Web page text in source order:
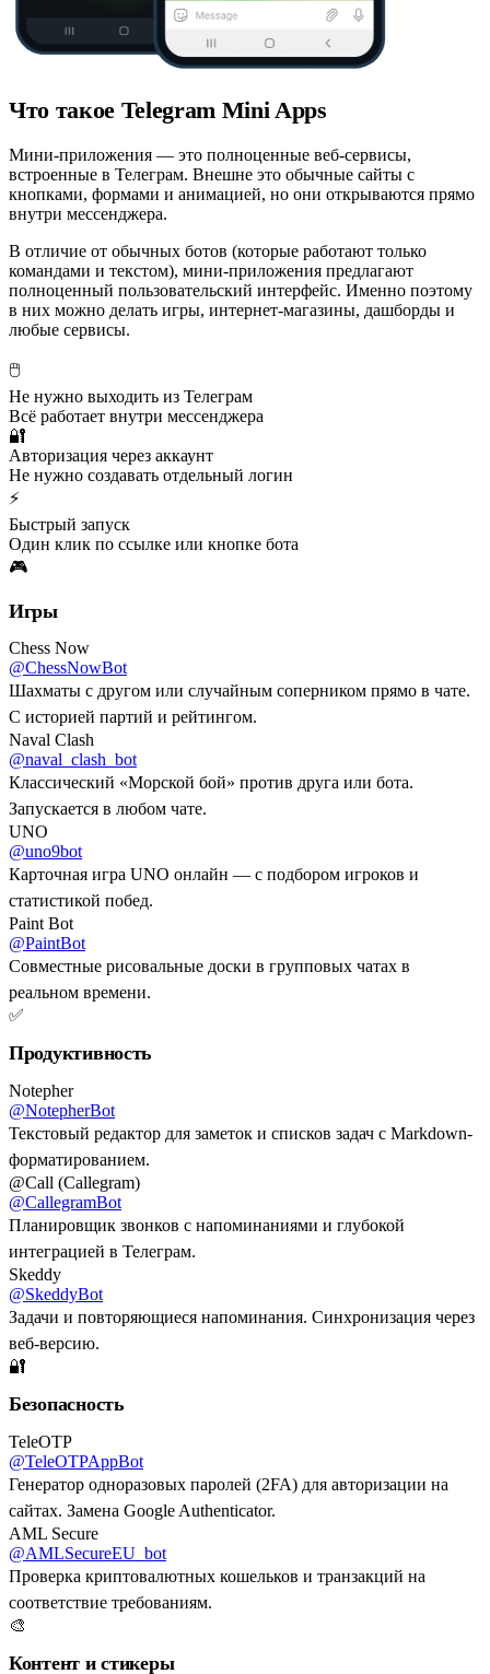
Что такое Telegram Mini Apps
Мини-приложения — это полноценные веб-сервисы,
встроенные в Телеграм. Внешне это обычные сайты с
кнопками, формами и анимацией, но они открываются прямо
внутри мессенджера.
В отличие от обычных ботов (которые работают только
командами и текстом), мини-приложения предлагают
полноценный пользовательский интерфейс. Именно поэтому
в них можно делать игры, интернет-магазины, дашборды и
любые сервисы.
🖱️
Не нужно выходить из Телеграм
Всё работает внутри мессенджера
🔐
Авторизация через аккаунт
Не нужно создавать отдельный логин
⚡
Быстрый запуск
Один клик по ссылке или кнопке бота
🎮
Игры
Chess Now
@ChessNowBot
Шахматы с другом или случайным соперником прямо в чате.
С историей партий и рейтингом.
Naval Clash
@naval_clash_bot
Классический «Морской бой» против друга или бота.
Запускается в любом чате.
UNO
@uno9bot
Карточная игра UNO онлайн — с подбором игроков и
статистикой побед.
Paint Bot
@PaintBot
Совместные рисовальные доски в групповых чатах в
реальном времени.
✅
Продуктивность
Notepher
@NotepherBot
Текстовый редактор для заметок и списков задач с Markdown-
форматированием.
@Call (Callegram)
@CallegramBot
Планировщик звонков с напоминаниями и глубокой
интеграцией в Телеграм.
Skeddy
@SkeddyBot
Задачи и повторяющиеся напоминания. Синхронизация через
веб-версию.
🔐
Безопасность
TeleOTP
@TeleOTPAppBot
Генератор одноразовых паролей (2FA) для авторизации на
сайтах. Замена Google Authenticator.
AML Secure
@AMLSecureEU_bot
Проверка криптовалютных кошельков и транзакций на
соответствие требованиям.
🎨
Контент и стикеры